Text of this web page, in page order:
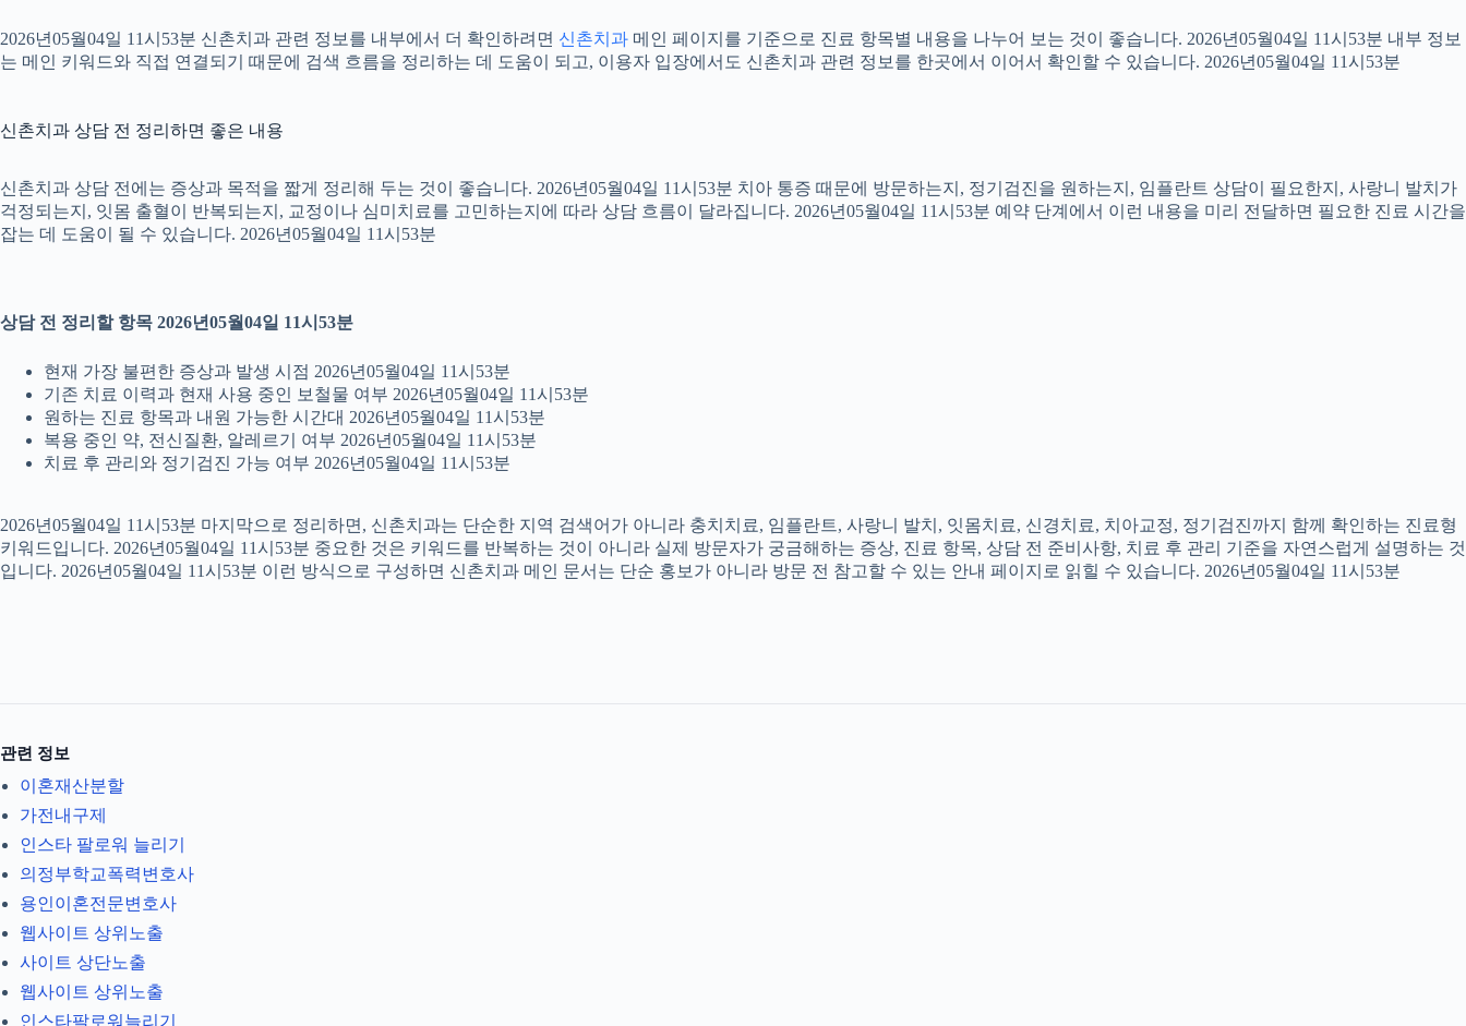
2026년05월04일 11시53분 신촌치과 관련 정보를 내부에서 더 확인하려면 신촌치과 메인 페이지를 기준으로 진료 항목별 내용을 나누어 보는 것이 좋습니다. 2026년05월04일 11시53분 내부 정보
는 메인 키워드와 직접 연결되기 때문에 검색 흐름을 정리하는 데 도움이 되고, 이용자 입장에서도 신촌치과 관련 정보를 한곳에서 이어서 확인할 수 있습니다. 2026년05월04일 11시53분
신촌치과 상담 전 정리하면 좋은 내용
신촌치과 상담 전에는 증상과 목적을 짧게 정리해 두는 것이 좋습니다. 2026년05월04일 11시53분 치아 통증 때문에 방문하는지, 정기검진을 원하는지, 임플란트 상담이 필요한지, 사랑니 발치가
걱정되는지, 잇몸 출혈이 반복되는지, 교정이나 심미치료를 고민하는지에 따라 상담 흐름이 달라집니다. 2026년05월04일 11시53분 예약 단계에서 이런 내용을 미리 전달하면 필요한 진료 시간을
잡는 데 도움이 될 수 있습니다. 2026년05월04일 11시53분
상담 전 정리할 항목 2026년05월04일 11시53분
현재 가장 불편한 증상과 발생 시점 2026년05월04일 11시53분
기존 치료 이력과 현재 사용 중인 보철물 여부 2026년05월04일 11시53분
원하는 진료 항목과 내원 가능한 시간대 2026년05월04일 11시53분
복용 중인 약, 전신질환, 알레르기 여부 2026년05월04일 11시53분
치료 후 관리와 정기검진 가능 여부 2026년05월04일 11시53분
2026년05월04일 11시53분 마지막으로 정리하면, 신촌치과는 단순한 지역 검색어가 아니라 충치치료, 임플란트, 사랑니 발치, 잇몸치료, 신경치료, 치아교정, 정기검진까지 함께 확인하는 진료형
키워드입니다. 2026년05월04일 11시53분 중요한 것은 키워드를 반복하는 것이 아니라 실제 방문자가 궁금해하는 증상, 진료 항목, 상담 전 준비사항, 치료 후 관리 기준을 자연스럽게 설명하는 것
입니다. 2026년05월04일 11시53분 이런 방식으로 구성하면 신촌치과 메인 문서는 단순 홍보가 아니라 방문 전 참고할 수 있는 안내 페이지로 읽힐 수 있습니다. 2026년05월04일 11시53분
관련 정보
이혼재산분할
가전내구제
인스타 팔로워 늘리기
의정부학교폭력변호사
용인이혼전문변호사
웹사이트 상위노출
사이트 상단노출
웹사이트 상위노출
인스타팔로워늘리기